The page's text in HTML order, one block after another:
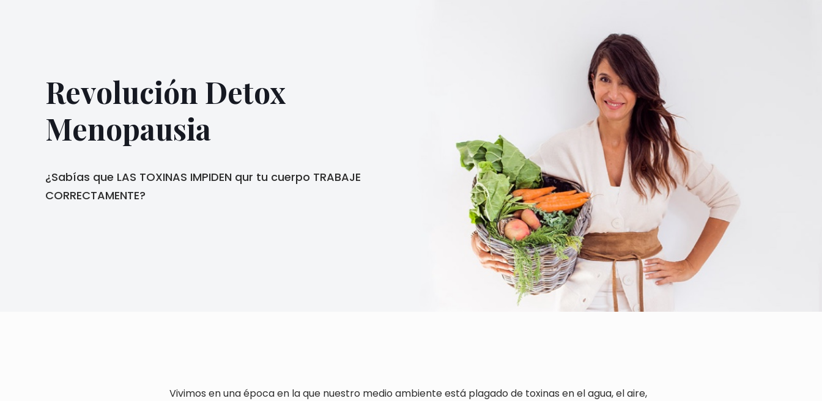
Revolución Detox
Menopausia
¿Sabías que LAS TOXINAS IMPIDEN qur tu cuerpo TRABAJE
CORRECTAMENTE?
Vivimos en una época en la que nuestro medio ambiente está plagado de toxinas en el agua, el aire,